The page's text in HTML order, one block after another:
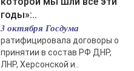
годы»:..
3 октября Госдума
ратифицировала договоры о
принятии в состав РФ ДНР,
ЛНР, Херсонской и..